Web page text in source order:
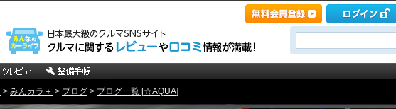
> みんカラ＋ > ブログ > ブログ一覧 [☆AQUA]